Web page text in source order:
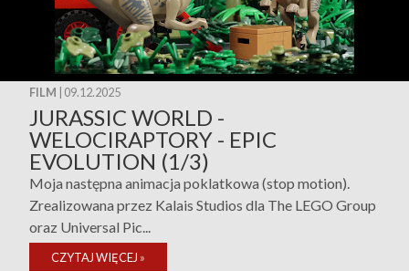
FILM | 09.12.2025
JURASSIC WORLD -
WELOCIRAPTORY - EPIC
EVOLUTION (1/3)
Moja następna animacja poklatkowa (stop motion).
Zrealizowana przez Kalais Studios dla The LEGO Group
oraz Universal Pic...
CZYTAJ WIĘCEJ »